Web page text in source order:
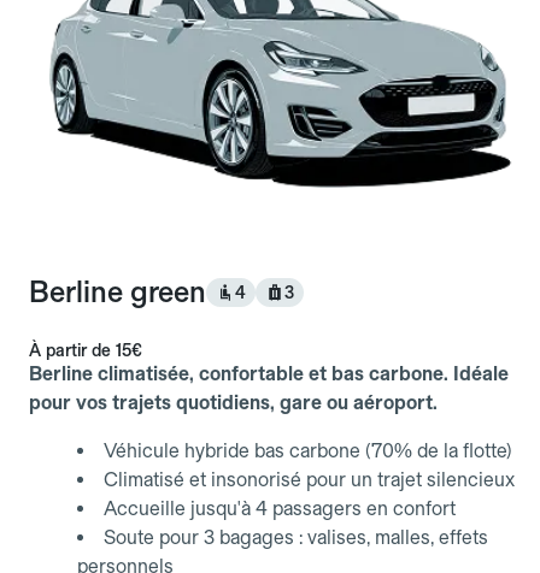
Berline green 4 3
À partir de 15€
Berline climatisée, confortable et bas carbone. Idéale
pour vos trajets quotidiens, gare ou aéroport.
Véhicule hybride bas carbone (70% de la flotte)
Climatisé et insonorisé pour un trajet silencieux
Accueille jusqu'à 4 passagers en confort
Soute pour 3 bagages : valises, malles, effets
personnels